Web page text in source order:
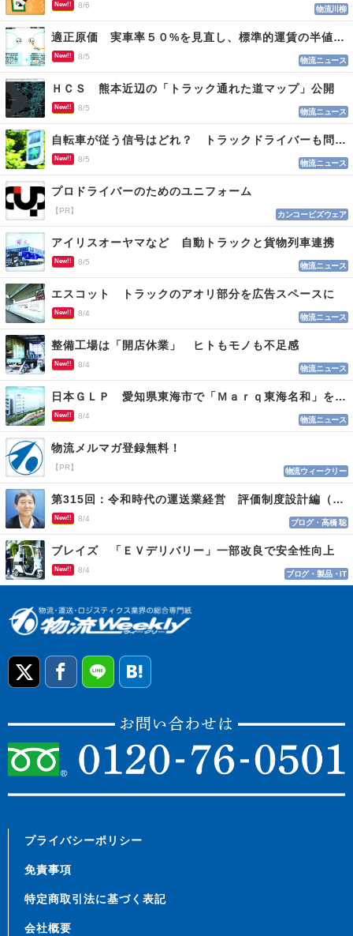
New!! 8/6 物流川柳
適正原価 実車率５０%を見直し、標準的運賃の半値の恐れも
New!! 8/5 物流ニュース
ＨＣＳ 熊本近辺の「トラック通れた道マップ」公開
New!! 8/5 物流ニュース
自転車が従う信号はどれ？ トラックドライバーも問われる認識
New!! 8/5 物流ニュース
プロドライバーのためのユニフォーム
【PR】 カンコービズウェア
アイリスオーヤマなど 自動トラックと貨物列車連携
New!! 8/5 物流ニュース
エスコット トラックのアオリ部分を広告スペースに
New!! 8/4 物流ニュース
整備工場は「開店休業」 ヒトもモノも不足感
New!! 8/4 物流ニュース
日本ＧＬＰ 愛知県東海市で「Ｍａｒｑ東海名和」を開発
New!! 8/4 物流ニュース
物流メルマガ登録無料！
【PR】 物流ウィークリー
第315回：令和時代の運送業経営 評価制度設計編（１１５）
New!! 8/4 ブログ・高橋 聡
ブレイズ 「ＥＶデリバリー」一部改良で安全性向上
New!! 8/4 ブログ・製品・IT
プライバシーポリシー
免責事項
特定商取引法に基づく表記
会社概要